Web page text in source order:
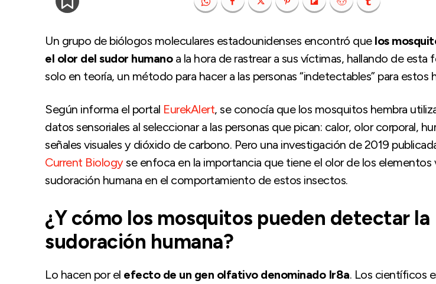
Un grupo de biólogos moleculares estadounidenses encontró que los
el olor del sudor humanoa la hora de rastrear a sus víctimas, hallando de esta
solo en teoría, un método para hacer a las personas “indetectables” para estos
Según informa el portal EurekAlert, se conocía que los mosquitos hembra
datos sensoriales al seleccionar a las personas que pican: calor, olor corporal,
señales visuales y dióxido de carbono. Pero una investigación de 2019
Current Biologyse enfoca en la importancia que tiene el olor de los elementos
sudoración humana en el comportamiento de estos insectos.
¿Y cómo los mosquitos pueden detectar la
sudoración humana?
Lo hacen por el efecto de un gen olfativo denominado Ir8a. Los científicos